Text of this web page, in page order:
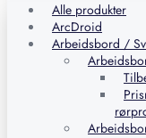
Alle produkter
ArcDroid
Arbeidsbord /